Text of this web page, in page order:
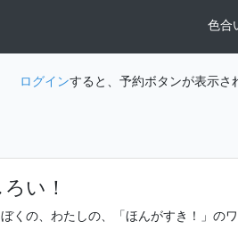
色合
ログインすると、予約ボタンが表示さ
い！
くの、わたしの、「ほんがすき！」のワ